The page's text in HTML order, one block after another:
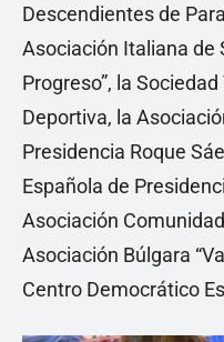
Descendientes de
Asociación Italiana de
Progreso”, la
Deportiva, la
Presidencia Roque
Española de
Asociación
Asociación Búlgara
Centro Democrático